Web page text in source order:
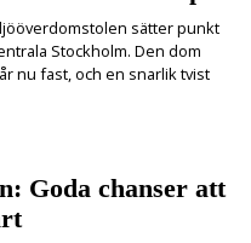
sätter punkt
Stockholm. Den dom
nu fast, och en snarlik tvist
Goda chanser att